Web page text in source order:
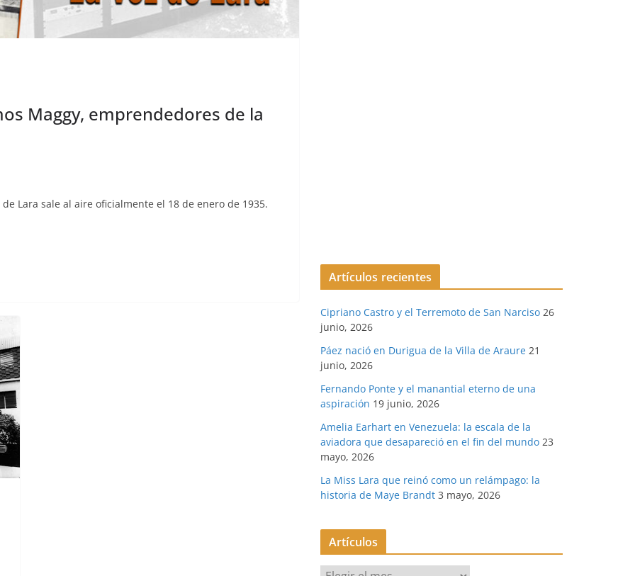
Maggy, emprendedores de la
Lara sale al aire ofi­cial­mente el 18 de enero de 1935.
Artículos recientes
Cipriano Castro y el Terremoto de San Narciso 26
junio, 2026
Páez nació en Durigua de la Villa de Araure 21
junio, 2026
Fernando Ponte y el manantial eterno de una
aspiración 19 junio, 2026
Amelia Earhart en Venezuela: la escala de la
aviadora que desapareció en el fin del mundo 23
mayo, 2026
La Miss Lara que reinó como un relámpago: la
historia de Maye Brandt 3 mayo, 2026
Artículos